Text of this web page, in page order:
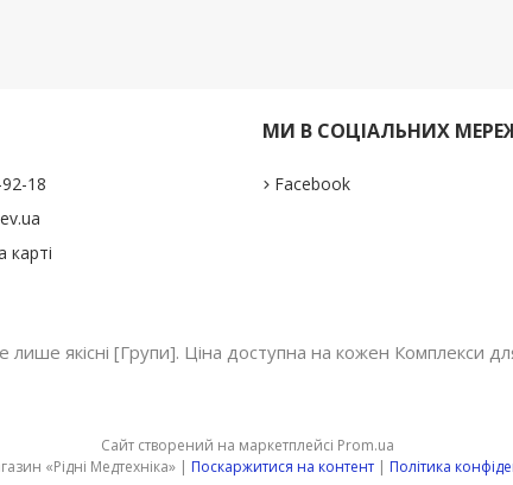
18
карті
МИ В СОЦІАЛЬНИХ
Facebook
лише якісні [Групи]. Ціна доступна на кожен Комплекси
Сайт створений на маркетплейсі Prom.ua
Інтернет-магазин «Рідні Медтехніка» | Поскаржитися на контент | Політика